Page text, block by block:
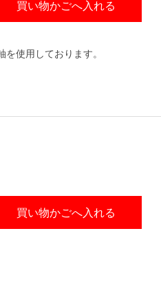
買い物かごへ入れる
使用しております。
買い物かごへ入れる